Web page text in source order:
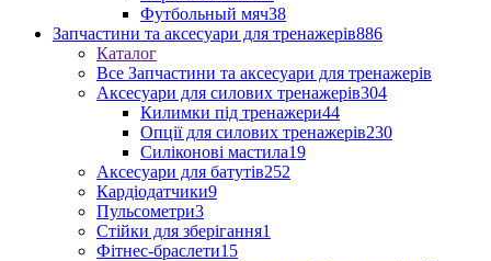
Футбольный мяч38
Запчастини та аксесуари для тренажерів886
Каталог
Все Запчастини та аксесуари для тренажерів
Аксесуари для силових тренажерів304
Килимки під тренажери44
Опції для силових тренажерів230
Силіконові мастила19
Аксесуари для батутів252
Кардіодатчики9
Пульсометри3
Стійки для зберігання1
Фітнес-браслети15